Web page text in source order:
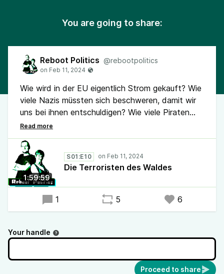
You are going to share:
Reboot Politics @rebootpolitics
Wie wird in der EU eigentlich Strom gekauft? Wie
viele Nazis müssten sich beschweren, damit wir
uns bei ihnen entschuldigen? Wie viele Piraten
braucht man, um den Dresdner Stadtrat zu
entern? Wie macht mensch eine Podcast-Folge,
die unter zwei Stunden lang ist? Und wer sind
eigentlich die Terroristen des Waldes? Das und
mehr besprechen wir in der neuen Folge Reboot
Politics. Ach, und eine waschechte
Detektivgeschichte haben wir auch noch dabei!
1:59:59
S01:E10
Die Terroristen des Waldes
1 5 6
Your handle
Proceed to share